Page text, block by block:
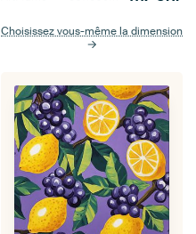
Choisissez vous-même la dimension